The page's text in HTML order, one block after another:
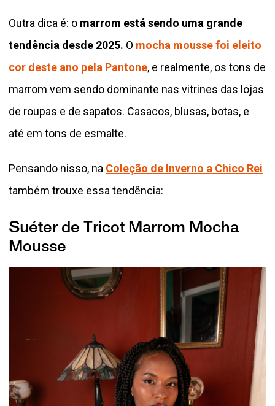
Outra dica é: o marrom está sendo uma grande
tendência desde 2025. O mocha mousse foi eleito
cor deste ano pela Pantone, e realmente, os tons de
marrom vem sendo dominante nas vitrines das lojas
de roupas e de sapatos. Casacos, blusas, botas, e
até em tons de esmalte.
Pensando nisso, na Coleção de Inverno a Chico Rei
também trouxe essa tendência:
Suéter de Tricot Marrom Mocha
Mousse